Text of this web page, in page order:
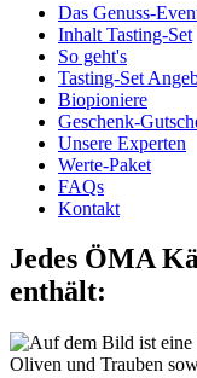
Das Genuss-
Inhalt Tasting-Set
So geht's
Tasting-Set
Biopioniere
Geschenk-
Unsere Experten
Werte-Paket
FAQs
Kontakt
Jedes ÖMA
enthält: